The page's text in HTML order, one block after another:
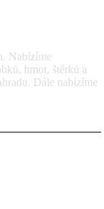
Nabízíme
hmot, štěrků a
Dále nabízíme